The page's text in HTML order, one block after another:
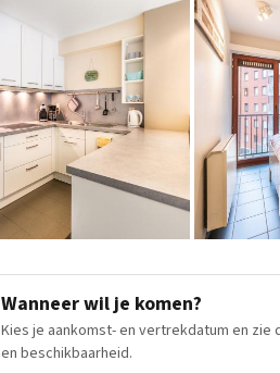
Wanneer wil je komen?
Kies je aankomst- en vertrekdatum en zie
en beschikbaarheid.